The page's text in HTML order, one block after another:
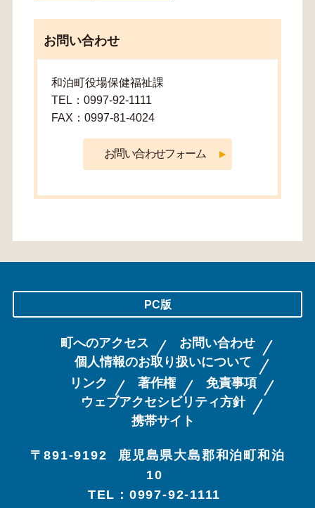
お問い合わせ
和泊町役場保健福祉課
TEL：0997-92-1111
FAX：0997-81-4024
PC版
町へのアクセス
お問い合わせ
個人情報のお取り扱いについて
リンク
著作権
免責事項
ウェブアクセシビリティ方針
携帯サイト
〒891-9192
鹿児島県大島郡和泊町和泊
10
TEL：0997-92-1111